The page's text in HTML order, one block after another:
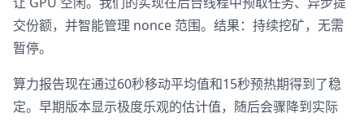
交份额，并智能管理 nonce 范围。结果：持续挖矿，无需
暂停。
算力报告现在通过60秒移动平均值和15秒预热期得到了稳
定。早期版本显示极度乐观的估计值，随后会骤降到实际